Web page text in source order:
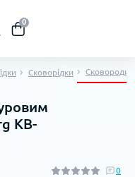
0
Сковорідки Сковороди-
KB-
0